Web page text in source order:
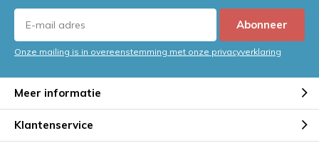
Abonneer
Onze mailing is in overeenstemming met onze privacyverklaring
Meer informatie
Klantenservice